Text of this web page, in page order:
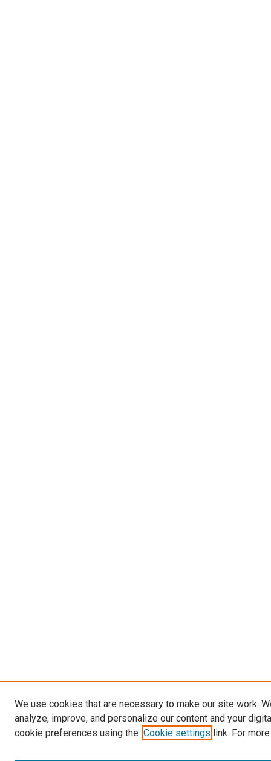
We use cookies that are necessary to make our site work.
analyze, improve, and personalize our content and your
cookie preferences using the Cookie settings link. For